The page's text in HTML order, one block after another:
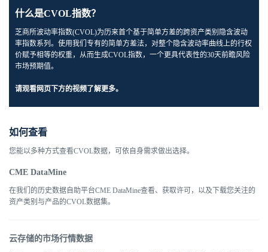
什么是CVOL指数？
芝商所波动率指数(CVOL)为历来首个基于简单方差的跨资产类别隐含波动
率指数系列。使用我们专有的简单方差法，对整个隐含波动率曲线上的行权
价赋予相等的权重，从而生成CVOL指数，一个更具代表性的30天前瞻风险
市场预期值。
请观看网页下方的视频了解更多。
如何查看
您能以多种方式查看CVOL数据，可依自身需求做出选择。
CME DataMine
在我们的历史数据自助平台CME DataMine查看、获取许可，以及下载您关注的
资产类别与产品的CVOL数据集。
云存储的市场行情数据